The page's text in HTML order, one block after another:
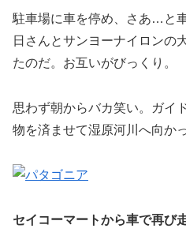
駐車場に車を停め、さあ…と
日さんとサンヨーナイロンの
たのだ。お互いがびっくり。
思わず朝からバカ笑い。ガイ
物を済ませて湿原河川へ向か
セイコーマートから車で再び